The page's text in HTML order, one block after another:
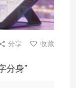
分享 收藏
分身”